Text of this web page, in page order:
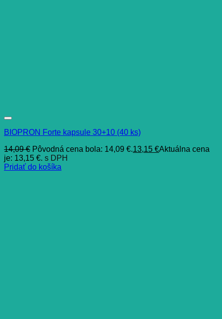
BIOPRON Forte kapsule 30+10 (40 ks)
14,09€ Pôvodná cena bola: 14,09 €.13,15 €Aktuálna cena
je: 13,15 €. s DPH
Pridať do košíka